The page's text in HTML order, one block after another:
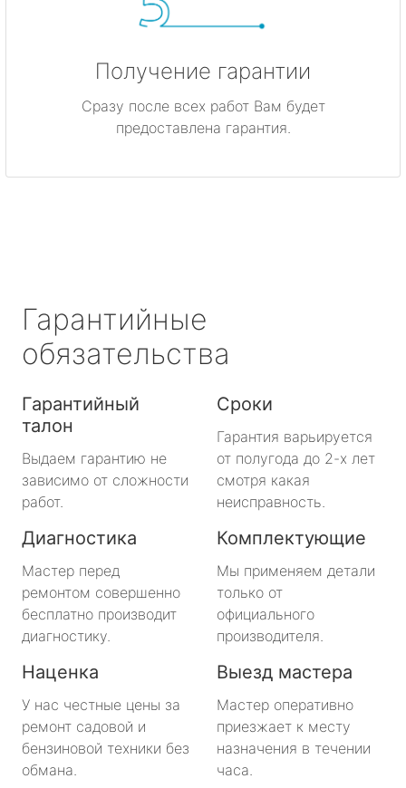
Получение гарантии
Сразу после всех работ Вам будет
предоставлена гарантия.
Гарантийные
обязательства
Гарантийный
талон
Выдаем гарантию не
зависимо от сложности
работ.
Сроки
Гарантия варьируется
от полугода до 2-х лет
смотря какая
неисправность.
Диагностика
Мастер перед
ремонтом совершенно
бесплатно производит
диагностику.
Комплектующие
Мы применяем детали
только от
официального
производителя.
Наценка
У нас честные цены за
ремонт садовой и
бензиновой техники без
обмана.
Выезд мастера
Мастер оперативно
приезжает к месту
назначения в течении
часа.